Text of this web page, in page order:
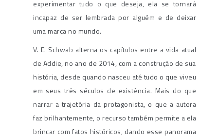
experimentar tudo o que deseja, ela se tornará
incapaz de ser lembrada por alguém e de deixar
uma marca no mundo.
V. E. Schwab alterna os capítulos entre a vida atual
de Addie, no ano de 2014, com a construção de sua
história, desde quando nasceu até tudo o que viveu
em seus três séculos de existência. Mais do que
narrar a trajetória da protagonista, o que a autora
faz brilhantemente, o recurso também permite a ela
brincar com fatos históricos, dando esse panorama